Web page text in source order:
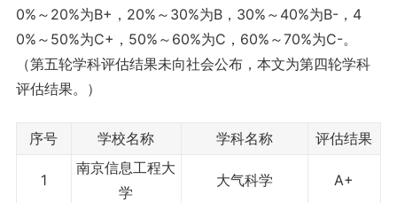
0%～20%为B+，20%～30%为B，30%～40%为B-，4
0%～50%为C+，50%～60%为C，60%～70%为C-。
（第五轮学科评估结果未向社会公布，本文为第四轮学科
评估结果。）
序号 学校名称 学科名称 评估结果
1
南京信息工程大
学
大气科学 A+